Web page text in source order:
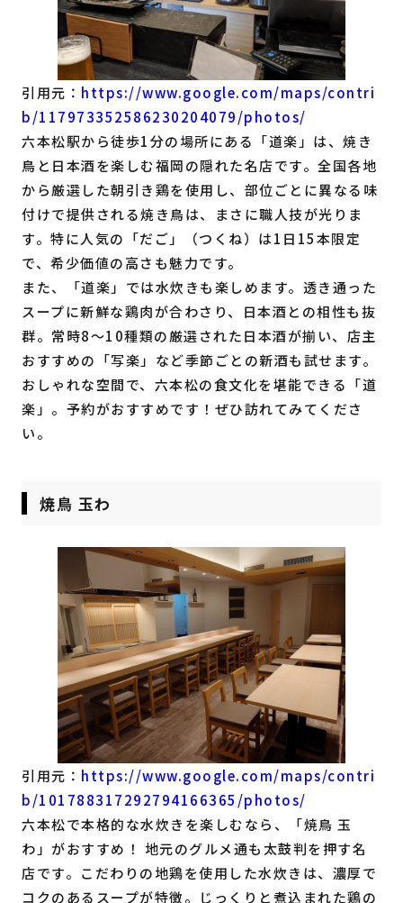
引用元： https://www.google.com/maps/contri
b/117973352586230204079/photos/
六本松駅から徒歩1分の場所にある「道楽」は、焼き
鳥と日本酒を楽しむ福岡の隠れた名店です。全国各地
から厳選した朝引き鶏を使用し、部位ごとに異なる味
付けで提供される焼き鳥は、まさに職人技が光りま
す。特に人気の「だご」（つくね）は1日15本限定
で、希少価値の高さも魅力です。
また、「道楽」では水炊きも楽しめます。透き通った
スープに新鮮な鶏肉が合わさり、日本酒との相性も抜
群。常時8～10種類の厳選された日本酒が揃い、店主
おすすめの「写楽」など季節ごとの新酒も試せます。
おしゃれな空間で、六本松の食文化を堪能できる「道
楽」。予約がおすすめです！ぜひ訪れてみてくださ
い。
焼鳥 玉わ
引用元： https://www.google.com/maps/contri
b/101788317292794166365/photos/
六本松で本格的な水炊きを楽しむなら、「焼鳥 玉
わ」がおすすめ！ 地元のグルメ通も太鼓判を押す名
店です。こだわりの地鶏を使用した水炊きは、濃厚で
コクのあるスープが特徴。じっくりと煮込まれた鶏の